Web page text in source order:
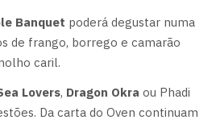
Banquet poderá degustar numa
de frango, borrego e camarão
caril.
Lovers, Dragon Okra ou Phadi
Da carta do Oven continuam